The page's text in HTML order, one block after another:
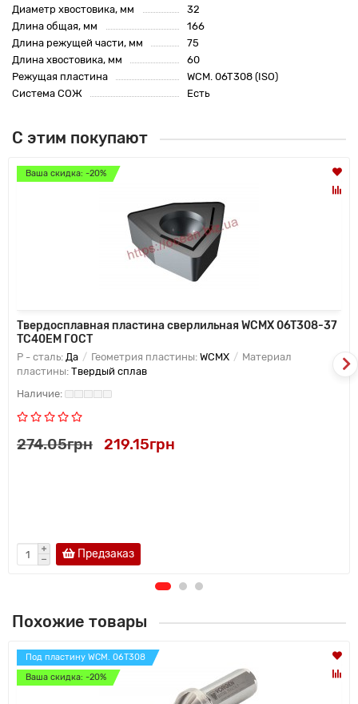
Диаметр хвостовика, мм
32
Длина общая, мм
166
Длина режущей части, мм
75
Длина хвостовика, мм
60
Режущая пластина
WCM. 06T308 (ISO)
Система СОЖ
Есть
С этим покупают
Ваша скидка: -20%
Твердосплавная пластина сверлильная WCMX 06T308-37
TC40EM ГОСТ
P - сталь: Да Геометрия пластины: WCMX
Материал
пластины: Твердый сплав
274.05грн 219.15грн
Предзаказ
Похожие товары
Под пластину WCM. 06T308
Ваша скидка: -20%